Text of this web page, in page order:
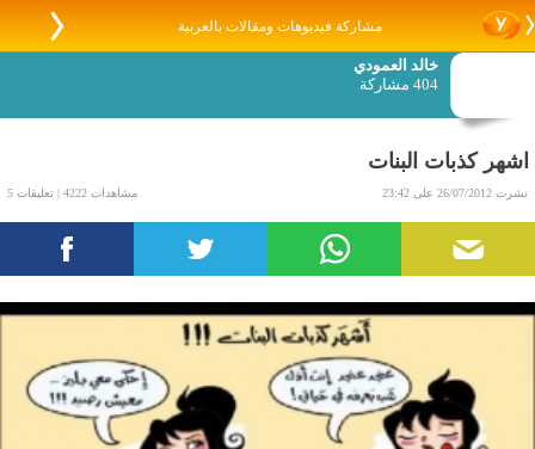
مشاركة فيديوهات ومقالات بالعربية
خالد العمودي
404 مشاركة
اشهر كذبات البنات
نشرت 26/07/2012 على 23:42 مشاهدات 4222 | تعليقات 5